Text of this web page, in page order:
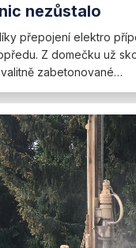
nezůstalo
přepojení elektro
Z domečku už
zabetonované…